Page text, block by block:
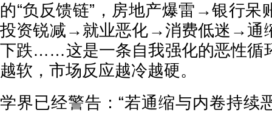
的“负反馈链”，房地产爆雷→银行
投资锐减→就业恶化→消费低迷→通
下跌……这是一条自我强化的恶性循
越软，市场反应越冷越硬。
学界已经警告：“若通缩与内卷持续